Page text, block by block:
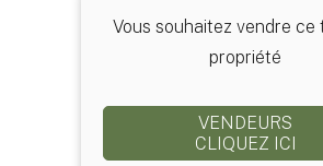
Vous souhaitez vendre ce
propriété
VENDEURS
CLIQUEZ ICI